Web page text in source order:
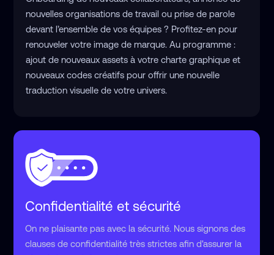
nouvelles organisations de travail ou prise de parole
devant l’ensemble de vos équipes ? Profitez-en pour
renouveler votre image de marque. Au programme :
ajout de nouveaux assets à votre charte graphique et
nouveaux codes créatifs pour offrir une nouvelle
traduction visuelle de votre univers.
Confidentialité et sécurité
On ne plaisante pas avec la sécurité. Nous signons des
clauses de confidentialité très strictes afin d'assurer la